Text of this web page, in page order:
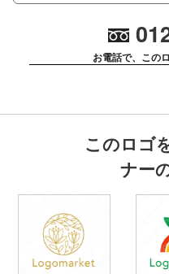
お電話で、この
このロゴ
ナー